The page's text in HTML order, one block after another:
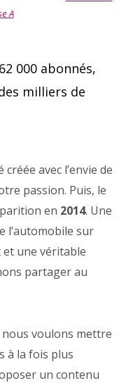
A
000 abonnés,
milliers de
avec l’envie de
passion. Puis, le
en 2014. Une
l’automobile sur
et une véritable
partager au
voulons mettre
à la fois plus
un contenu